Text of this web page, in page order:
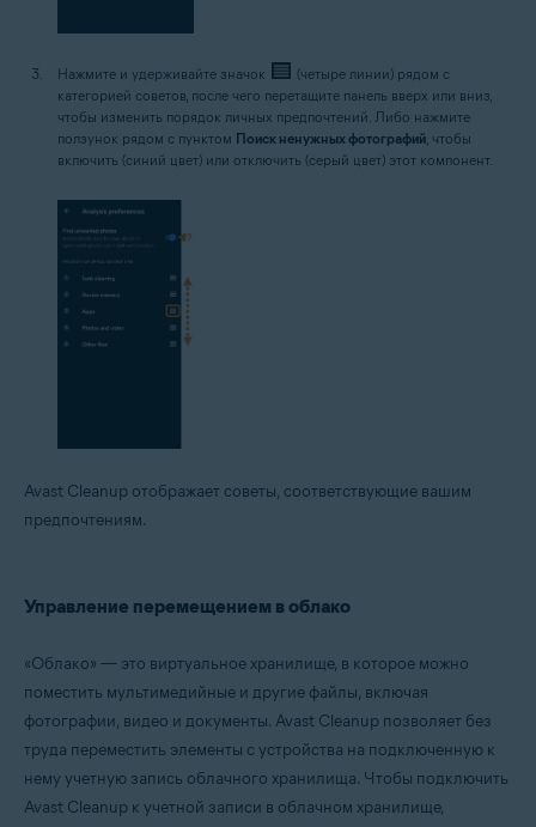
Нажмите и удерживайте значок
(четыре линии) рядом с
категорией советов, после чего перетащите панель вверх или вниз,
чтобы изменить порядок личных предпочтений. Либо нажмите
ползунок рядом с пунктом Поиск ненужных фотографий , чтобы
включить (синий цвет) или отключить (серый цвет) этот компонент.
Avast Cleanup отображает советы, соответствующие вашим
предпочтениям.
Управление перемещением в облако
«Облако» — это виртуальное хранилище, в которое можно
поместить мультимедийные и другие файлы, включая
фотографии, видео и документы. Avast Cleanup позволяет без
труда переместить элементы с устройства на подключенную к
нему учетную запись облачного хранилища. Чтобы подключить
Avast Cleanup к учетной записи в облачном хранилище,